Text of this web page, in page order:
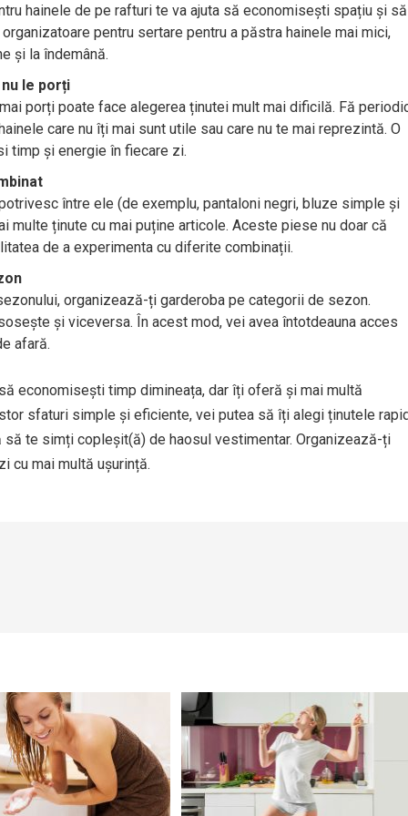
hainele de pe rafturi te va ajuta să economisești spațiu și să
pentru sertare pentru a păstra hainele mai mici,
și la îndemână.
le porți
porți poate face alegerea ținutei mult mai dificilă. Fă
care nu îți mai sunt utile sau care nu te mai reprezintă. O
timp și energie în fiecare zi.
între ele (de exemplu, pantaloni negri, bluze simple și
multe ținute cu mai puține articole. Aceste piese nu doar că
de a experimenta cu diferite combinații.
organizează-ți garderoba pe categorii de sezon.
și viceversa. În acest mod, vei avea întotdeauna acces
afară.
economisești timp dimineața, dar îți oferă și mai multă
sfaturi simple și eficiente, vei putea să îți alegi ținutele
te simți copleșit(ă) de haosul vestimentar. Organizează-ți
cu mai multă ușurință.